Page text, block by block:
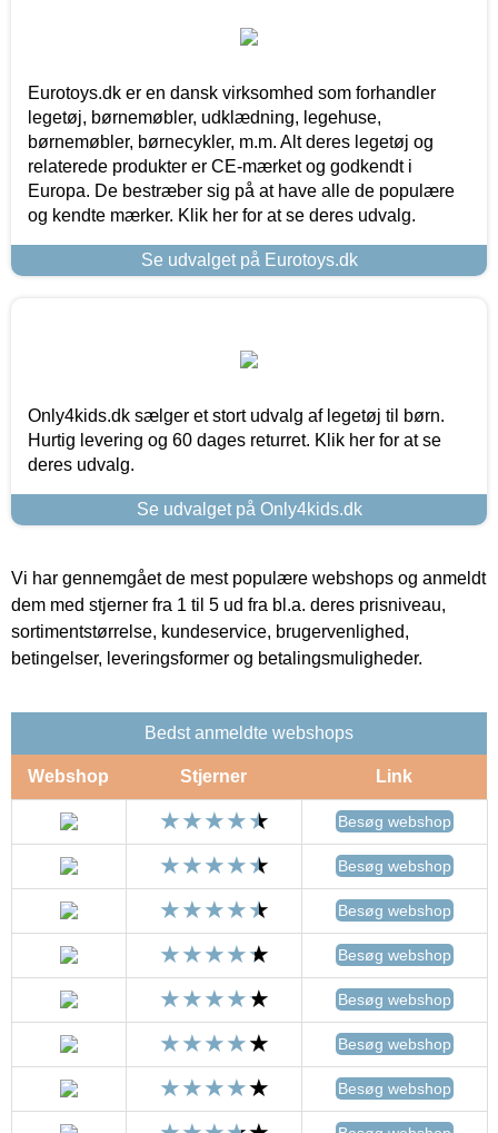
Eurotoys.dk er en dansk virksomhed som forhandler
legetøj, børnemøbler, udklædning, legehuse,
børnemøbler, børnecykler, m.m. Alt deres legetøj og
relaterede produkter er CE-mærket og godkendt i
Europa. De bestræber sig på at have alle de populære
og kendte mærker. Klik her for at se deres udvalg.
Se udvalget på Eurotoys.dk
Only4kids.dk sælger et stort udvalg af legetøj til børn.
Hurtig levering og 60 dages returret. Klik her for at se
deres udvalg.
Se udvalget på Only4kids.dk
Vi har gennemgået de mest populære webshops og anmeldt
dem med stjerner fra 1 til 5 ud fra bl.a. deres prisniveau,
sortimentstørrelse, kundeservice, brugervenlighed,
betingelser, leveringsformer og betalingsmuligheder.
Bedst anmeldte webshops
Webshop Stjerner Link
Besøg webshop
Besøg webshop
Besøg webshop
Besøg webshop
Besøg webshop
Besøg webshop
Besøg webshop